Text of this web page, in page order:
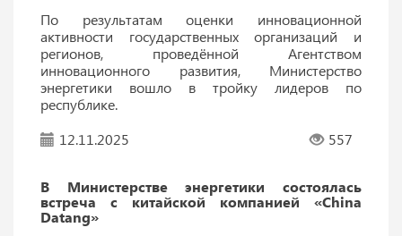
По результатам оценки инновационной
активности государственных организаций и
регионов, проведённой Агентством
инновационного развития, Министерство
энергетики вошло в тройку лидеров по
республике.
12.11.2025
557
В Министерстве энергетики состоялась
встреча с китайской компанией «China
Datang»